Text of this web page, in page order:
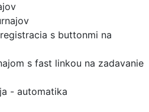
s buttonmi na
s fast linkou na zadavanie
- automatika